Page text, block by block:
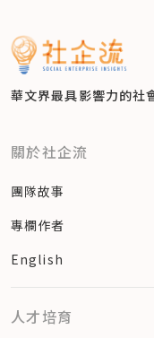
華文界最具影響力的社
關於社企流
團隊故事
專欄作者
English
人才培育